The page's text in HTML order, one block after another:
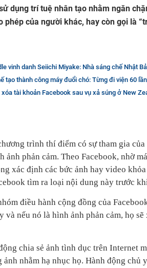
dụng trí tuệ nhân tạo nhằm ngăn
phép của người khác, hay còn gọi là
danh Seiichi Miyake: Nhà sáng chế Nhật Bản với phát
tạo thành công máy đuổi chó: Từng đi viện 60
xóa tài khoản Facebook sau vụ xả súng ở New
trình thí điểm có sự tham gia
ảnh phản cảm. Theo Facebook, nhờ
xác định các bức ảnh hay video
tìm ra loại nội dung này trước
điều hành cộng đồng của
và nếu nó là hình ảnh phản cảm, họ
chia sẻ ảnh tình dục trên Internet
nhằm hạ nhục họ. Hành động chủ